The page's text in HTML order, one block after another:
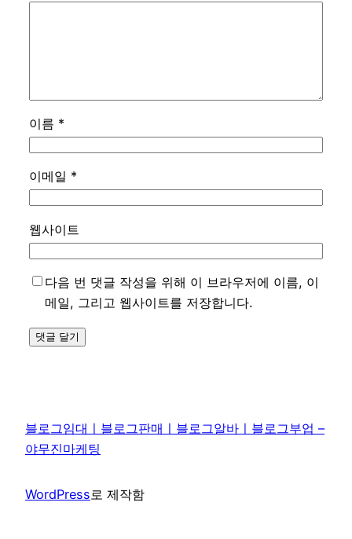
이름 *
이메일 *
웹사이트
다음 번 댓글 작성을 위해 이 브라우저에 이름, 이
메일, 그리고 웹사이트를 저장합니다.
블로그임대ㅣ블로그판매ㅣ블로그알바ㅣ블로그부업 –
야무진마케팅
WordPress로 제작함